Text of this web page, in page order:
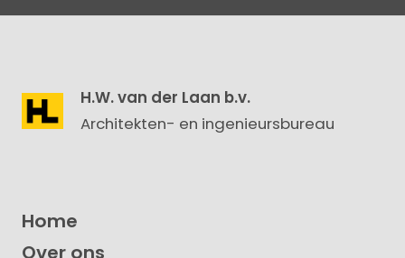
H.W. van der Laan b.v.
Architekten- en ingenieursbureau
Home
Over ons